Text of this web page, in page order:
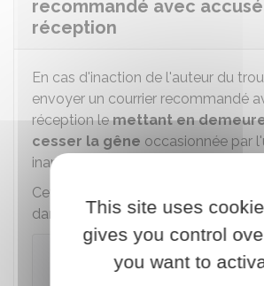
recommandé avec
réception
En cas d'inaction de l'auteur du
envoyer un courrier recommandé
réception lemettant en
cesser la gêne occasionnée par
inappropriée ou abusive du
Cette lettre reprend les
dans le précédent courrier.
À savoir
This site uses
gives you control
you want to